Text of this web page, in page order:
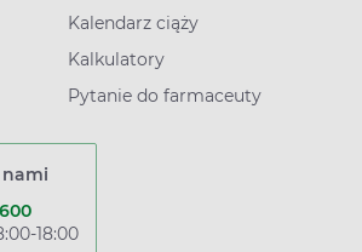
Kalendarz ciąży
Kalkulatory
Pytanie do farmaceuty
18:00